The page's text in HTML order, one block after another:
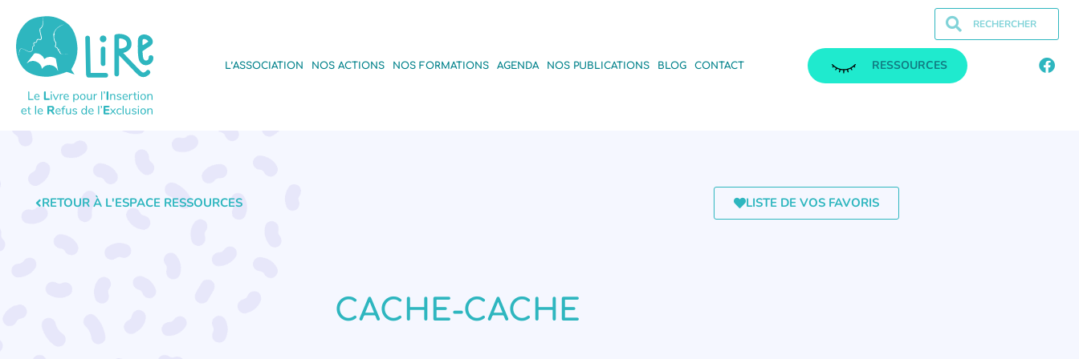
L’ASSOCIATION NOS ACTIONS NOS FORMATIONS AGENDA NOS PUBLICATIONS BLOG CONTACT RESSOURCES
RETOUR À L'ESPACE RESSOURCES LISTE DE VOS FAVORIS
CACHE-CACHE